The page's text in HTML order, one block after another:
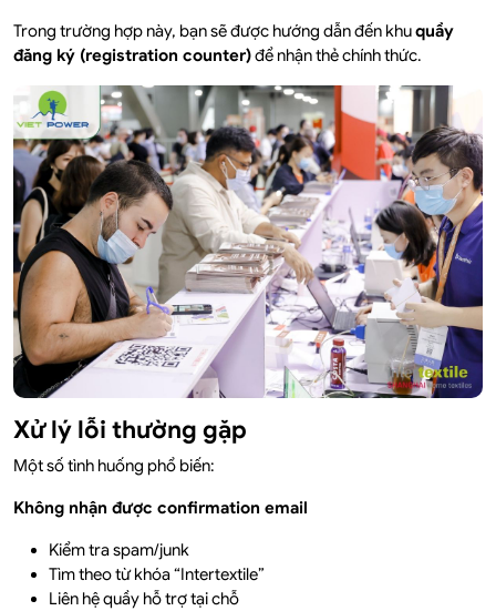
Trong trường hợp này, bạn sẽ được hướng dẫn đến khuquầy
đăng ký (registration counter)để nhận thẻ chính thức.
Xử lý lỗi thường gặp
Một số tình huống phổ biến:
Không nhận được confirmation email
Kiểm tra spam/junk
Tìm theo từ khóa “Intertextile”
Liên hệ quầy hỗ trợ tại chỗ